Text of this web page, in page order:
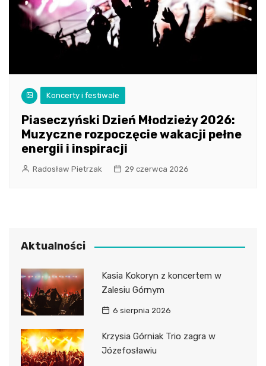
Koncerty i festiwale
Piaseczyński Dzień Młodzieży 2026:
Muzyczne rozpoczęcie wakacji pełne
energii i inspiracji
Radosław Pietrzak 29 czerwca 2026
Aktualności
Kasia Kokoryn z koncertem w
Zalesiu Górnym
6 sierpnia 2026
Krzysia Górniak Trio zagra w
Józefosławiu